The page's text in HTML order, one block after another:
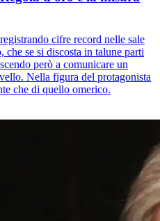
cifre record nelle sale
se si discosta in talune parti
però a comunicare un
Nella figura del protagonista
che di quello omerico.